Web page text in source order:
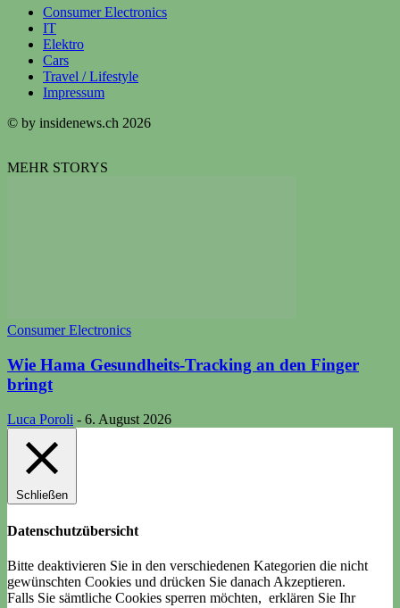
Consumer Electronics
IT
Elektro
Cars
Travel / Lifestyle
Impressum
© by insidenews.ch 2026
MEHR STORYS
Consumer Electronics
Wie Hama Gesundheits-Tracking an den Finger
bringt
Luca Poroli - 6. August 2026
Schließen
Datenschutzübersicht
Bitte deaktivieren Sie in den verschiedenen Kategorien die nicht
gewünschten Cookies und drücken Sie danach Akzeptieren.
Falls Sie sämtliche Cookies sperren möchten, erklären Sie Ihr